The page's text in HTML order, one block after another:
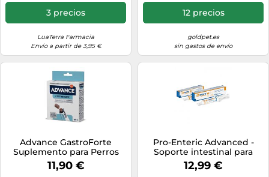
3 precios
LuaTerra Farmacia
Envío a partir de 3,95 €
12 precios
goldpet.es
sin gastos de envío
Advance GastroForte
Suplemento para Perros
100 gr
11,90 €
Pro-Enteric Advanced -
Soporte intestinal para
perros - Bioiberica -
Cantidad: 15 ml
12,99 €